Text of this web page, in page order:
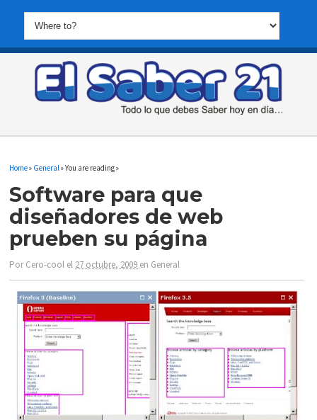
Home» General » You are reading »
Software para que
diseñadores de web
prueben su página
PorCero-cool el 27 octubre, 2009 en General